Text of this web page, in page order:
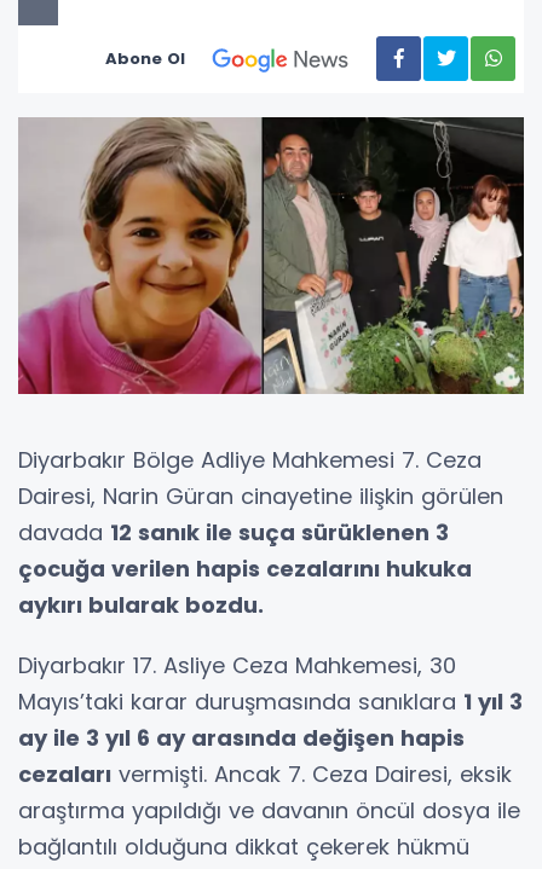
Abone Ol
Diyarbakır Bölge Adliye Mahkemesi 7. Ceza
Dairesi, Narin Güran cinayetine ilişkin görülen
davada 12 sanık ile suça sürüklenen 3
çocuğa verilen hapis cezalarını hukuka
aykırı bularak bozdu.
Diyarbakır 17. Asliye Ceza Mahkemesi, 30
Mayıs’taki karar duruşmasında sanıklara 1 yıl 3
ay ile 3 yıl 6 ay arasında değişen hapis
cezaları vermişti. Ancak 7. Ceza Dairesi, eksik
araştırma yapıldığı ve davanın öncül dosya ile
bağlantılı olduğuna dikkat çekerek hükmü